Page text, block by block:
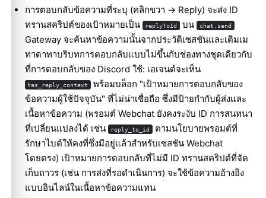
การตอบกลับข้อความที่ระบุ (คลิกขวา → Reply) จะส่ง ID
ทรานสคริปต์ของเป้าหมายเป็น
replyToId บน chat.send
Gateway จะค้นหาข้อความนั้นจากประวัติเซสชันและเติมเม
ทาดาทาบริบทการตอบกลับแบบไม่ขึ้นกับช่องทางชุดเดียวกับ
ที่การตอบกลับของ Discord ใช้: เอเจนต์จะเห็น
has_reply_context
พร้อมบล็อก "เป้าหมายการตอบกลับของ
ข้อความผู้ใช้ปัจจุบัน" ที่ไม่น่าเชื่อถือ ซึ่งมีป้ายกำกับผู้ส่งและ
เนื้อหาข้อความ (พรอมต์ Webchat ยังคงระงับ ID การสนทนา
ที่เปลี่ยนแปลงได้ เช่น
reply_to_id
ตามนโยบายพรอมต์ที่
รักษาไบต์ให้คงที่ซึ่งมีอยู่แล้วสำหรับเซสชัน Webchat
โดยตรง) เป้าหมายการตอบกลับที่ไม่มี ID ทรานสคริปต์ที่จัด
เก็บถาวร (เช่น การส่งที่รอดำเนินการ) จะใช้ข้อความอ้างอิง
แบบอินไลน์ในเนื้อหาข้อความแทน